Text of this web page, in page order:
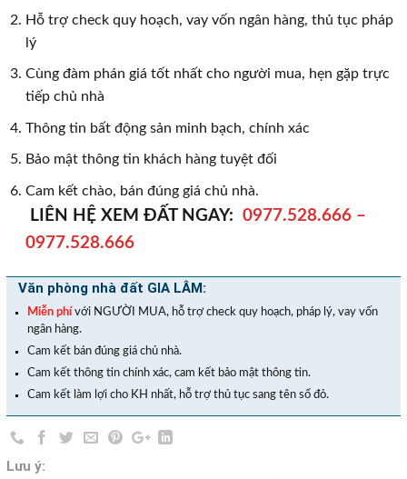
Hỗ trợ check quy hoạch, vay vốn ngân hàng, thủ tục pháp
lý
Cùng đàm phán giá tốt nhất cho người mua, hẹn gặp trực
tiếp chủ nhà
Thông tin bất động sản minh bạch, chính xác
Bảo mật thông tin khách hàng tuyệt đối
Cam kết chào, bán đúng giá chủ nhà.
LIÊN HỆ XEM ĐẤT NGAY: 0977.528.666–
0977.528.666
Văn phòng nhà đất GIA LÂM:
Miễn phí với NGƯỜI MUA, hỗ trợ check quy hoạch, pháp lý, vay vốn
ngân hàng.
Cam kết bán đúng giá chủ nhà.
Cam kết thông tin chính xác, cam kết bảo mật thông tin.
Cam kết làm lợi cho KH nhất, hỗ trợ thủ tục sang tên sổ đỏ.
Lưu ý: